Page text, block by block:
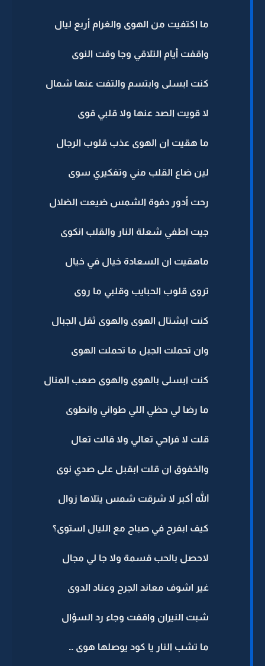
ما اكتفيت من الهوى والغرام أربع ليال
واقفت أيام التلاقي وجا وقت النوى
كنت ابسلى وابتسم والتفت عنها شمال
لا قويت الصد عنها ولا قلبي قوى
ما هقيت ان الهوى عذب قلوب الرجال
لين ضاع القلب مني وتفكيري سوى
رحت أدور دفوة الشمس ضيعت الضلال
جيت اطفي شعلة النار والقلب انكوى
ماهقيت ان السعادة خيال في خيال
تروى قلوب الحبايب وقلبي ما روى
كنت ابشتال الهوى والهوى ثقل الجبال
وان تحملت الجبل ما تحملت الهوى
كنت ابسلى بالهوى والهوى صعب المنال
ما رضا لي حظي اللي طواني وانطوى
قلت لا فراحي تعالي ولا قالت تعال
والخفوق ان قلت ابقبل على صدي نوى
الله أكبر لا شرقت شمس يتلاها زوال
كيف ابفرح في صباح مع الليال استوى؟
لاحصل بالحب قسمة ولا جا لي مجال
غير اشوف معاند الجرح وعناد الدوى
شبت النيران واقفت وجاء رد السؤال
ما تشب النار يا كود يوصلها هوى ..